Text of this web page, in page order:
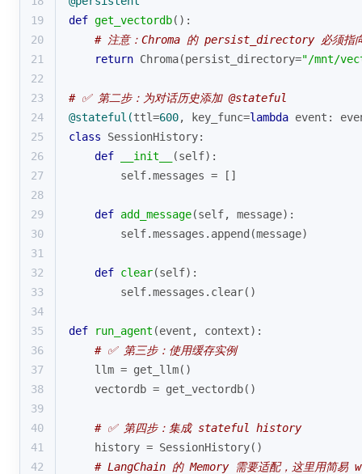
19
def get_vectordb():
20
# 注意：Chroma 的 persist_directory 必须指
21
return Chroma(persist_directory="/mnt/
22
23
# ✅ 第二步：为对话历史添加 @stateful
24
@stateful(ttl=600, key_func=lambda event:
25
class SessionHistory:
26
def __init__ (self):
27
        self.messages = []
28
29
def add_message(self, message):
30
        self.messages.append(message)
31
32
def clear(self):
33
        self.messages.clear()
34
35
def run_agent (event, context):
36
# ✅ 第三步：使用缓存实例
37
    llm = get_llm()
38
    vectordb = get_vectordb()
39
40
# ✅ 第四步：集成 stateful history
41
    history = SessionHistory()
42
# LangChain 的 Memory 需要适配，这里用简易